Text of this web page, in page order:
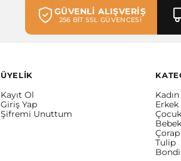
GÜVENLİ ALIŞVERİŞ
256 BİT SSL GÜVENCESİ
ÜYELİK
Kayıt Ol
Giriş Yap
Şifremi Unuttum
Kadın
Erkek
Çocuk
Bebek
Çorap
Tulip